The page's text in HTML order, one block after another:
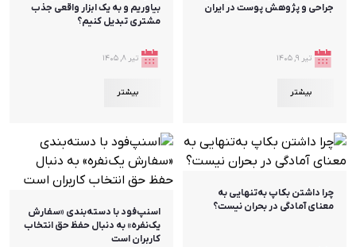
جراحی و پژوهش پوست در ایران
تیر ۹, ۱۴۰۵
بیشتر
بیاوریم و به یک ابزار واقعی جذب
مشتری تبدیل کنیم؟
تیر ۸, ۱۴۰۵
بیشتر
چرا داشتن بکاپ به‌تنهایی به
معنای آمادگی در بحران نیست؟
اسنپ‌فود با دسته‌بندی «سفارش
یک‌نفره» به دنبال حفظ حق انتخاب
کاربران است